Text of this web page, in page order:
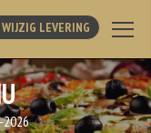
WIJZIG LEVERING